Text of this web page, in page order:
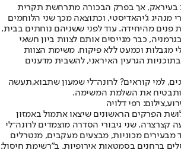
אך בפרק הבכורה מתרחשת תקרית
מנהיג ג'יהאדיסטי, וכתוצאה מכך שני הלוחמים
פנים מהיחידה. עוד לפני ששניהם נוחתים בבית,
כבר מגייסים אותם לצוות ביון חשאי
מגבלות וכמעט ללא פיקוח. משימת הצוות
הגרעין האיראני, להשבית מדענים
למי קוראים? לרונה־לי שמעון שתבוא,תעשה
ותבטיח את השלמת המשימה.
רפי דלויה
הפרקים הראשונים שיצאו אתמול באמזון
קצרצרה. שני גיבורי הסדרה מוצמדים לרונה־לי
מבעירים מכוניות, מבצעים מעקבים, מנטרלים
ברחנים בסמטאות אירופיות. ב"רשימת חיסול: